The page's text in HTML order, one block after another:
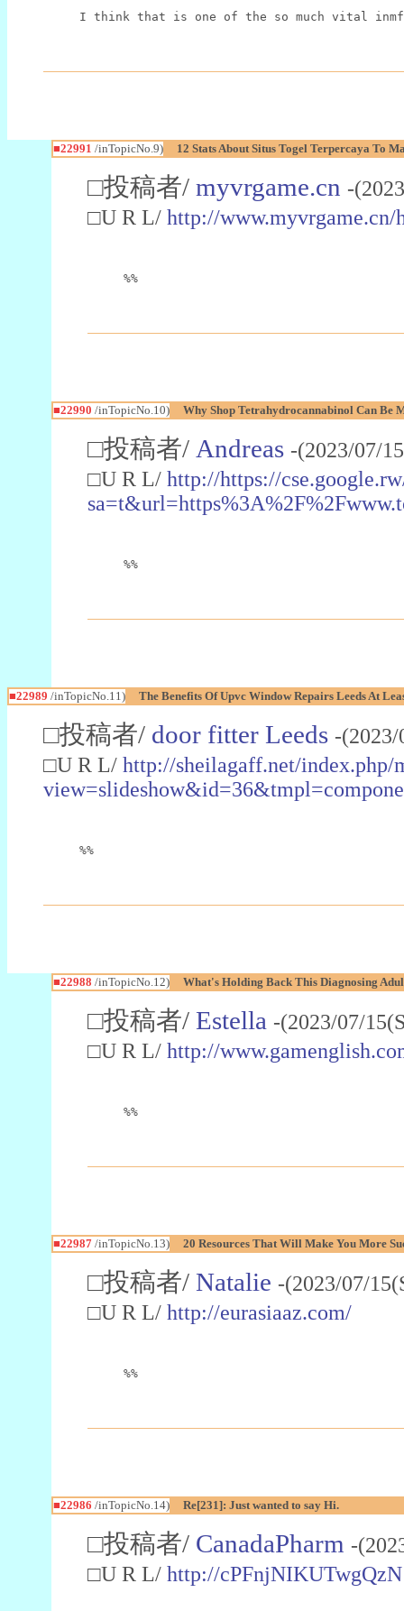
I think that is one of the so much vital
■22991 /inTopicNo.9) 12 Stats About Situs Togel Terpercaya To
□投稿者/ myvrgame.cn -
□U R L/ http://www.myvrgame.cn/
%%
■22990 /inTopicNo.10) Why Shop Tetrahydrocannabinol Can Be
□投稿者/ Andreas -(2023/07/
□U R L/ http://https://
%%
■22989 /inTopicNo.11) The Benefits Of Upvc Window Repairs Leeds At
□投稿者/ door fitter Leeds -
□U R L/ http://sheilagaff.net/index.php/
%%
■22988 /inTopicNo.12) What's Holding Back This Diagnosing
□投稿者/ Estella -(2023/07/
□U R L/ http://
%%
■22987/inTopicNo.13) 20 Resources That Will Make You More
□投稿者/ Natalie -(2023/07/
□U R L/ http://eurasiaaz.com/
%%
■22986 /inTopicNo.14) Re[231]: Just wanted to say Hi.
□投稿者/ CanadaPharm -
□U R L/ http://cPFnjNIKUTwgQzN